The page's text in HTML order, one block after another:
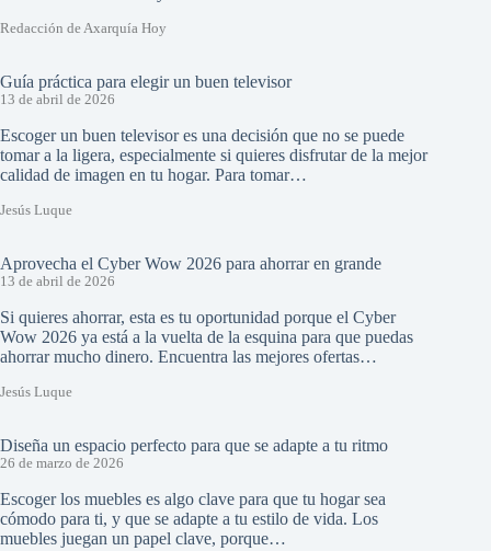
Redacción de Axarquía Hoy
Guía práctica para elegir un buen televisor
13 de abril de 2026
Escoger un buen televisor es una decisión que no se puede
tomar a la ligera, especialmente si quieres disfrutar de la mejor
calidad de imagen en tu hogar. Para tomar…
Jesús Luque
Aprovecha el Cyber Wow 2026 para ahorrar en grande
13 de abril de 2026
Si quieres ahorrar, esta es tu oportunidad porque el Cyber
Wow 2026 ya está a la vuelta de la esquina para que puedas
ahorrar mucho dinero. Encuentra las mejores ofertas…
Jesús Luque
Diseña un espacio perfecto para que se adapte a tu ritmo
26 de marzo de 2026
Escoger los muebles es algo clave para que tu hogar sea
cómodo para ti, y que se adapte a tu estilo de vida. Los
muebles juegan un papel clave, porque…